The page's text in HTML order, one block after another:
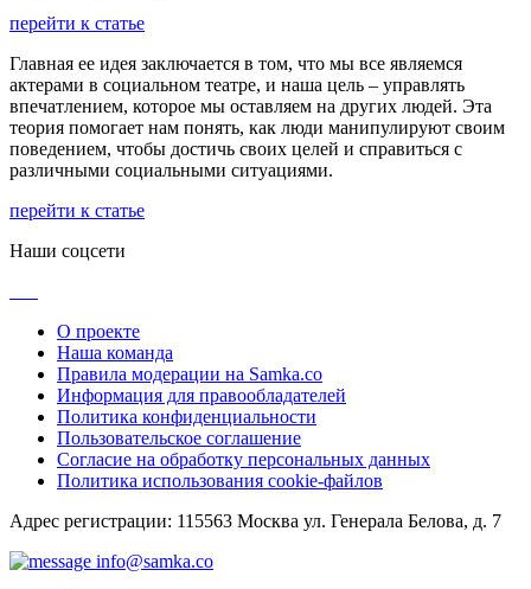
перейти к статье
Главная ее идея заключается в том, что мы все являемся
актерами в социальном театре, и наша цель – управлять
впечатлением, которое мы оставляем на других людей. Эта
теория помогает нам понять, как люди манипулируют своим
поведением, чтобы достичь своих целей и справиться с
различными социальными ситуациями.
перейти к статье
Наши соцсети
О проекте
Наша команда
Правила модерации на Samka.co
Информация для правообладателей
Политика конфиденциальности
Пользовательское соглашение
Согласие на обработку персональных данных
Политика использования cookie-файлов
Адрес регистрации: 115563 Москва ул. Генерала Белова, д. 7
info@samka.co